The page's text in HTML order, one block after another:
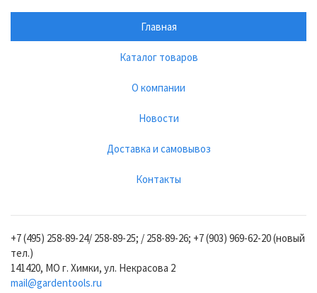
Главная
Каталог товаров
О компании
Новости
Доставка и самовывоз
Контакты
+7 (495) 258-89-24/ 258-89-25; / 258-89-26; +7 (903) 969-62-20 (новый
тел.)
141420, МО г. Химки, ул. Некрасова 2
mail@gardentools.ru